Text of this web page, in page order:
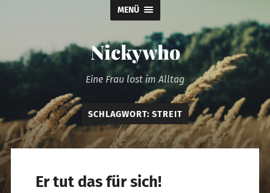
MENÜ
Nickywho
Eine Frau lost im Alltag
SCHLAGWORT: STREIT
Er tut das für sich!